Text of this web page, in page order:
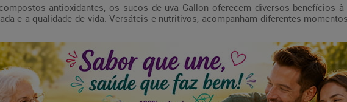
antioxidantes, os sucos de uva Gallon oferecem diversos benefícios
e a qualidade de vida. Versáteis e nutritivos, acompanham diferentes